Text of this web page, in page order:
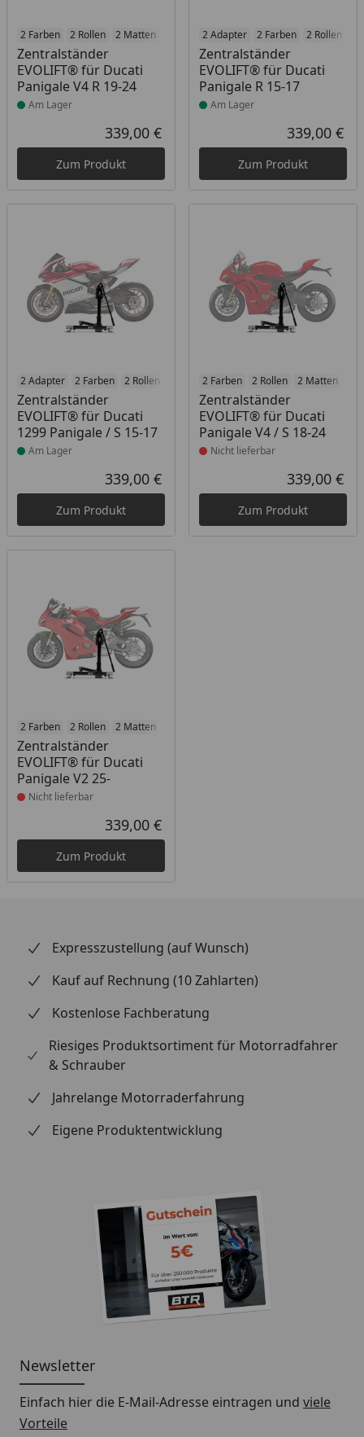
2 Farben 2 Rollen 2 Matten 2 Racetrack-Add-Ons 2 Branding-Optionen
Zentralständer
EVOLIFT® für Ducati
Panigale V4 R 19-24
Produkt am Lager
Am Lager
Aktueller Preis
339,00 €
Zum Produkt
2 Adapter 2 Farben 2 Rollen
Zentralständer
EVOLIFT® für Ducati
Panigale R 15-17
Produkt am Lager
Am Lager
339,00 €
Zum Produkt
2 Adapter 2 Farben 2 Rollen 2 Matten 2 Racetrack-Add-Ons
Zentralständer
EVOLIFT® für Ducati
1299 Panigale / S 15-17
Produkt am Lager
Am Lager
Aktueller Preis
339,00 €
Zum Produkt
2 Farben 2 Rollen 2 Matten
Zentralständer
EVOLIFT® für Ducati
Panigale V4 / S 18-24
Produkt nicht lieferbar
Nicht lieferbar
339,00 €
Zum Produkt
2 Farben 2 Rollen 2 Matten
Zentralständer
EVOLIFT® für Ducati
Panigale V2 25-
Produkt nicht lieferbar
Nicht lieferbar
Aktueller Preis
339,00 €
Zum Produkt
Expresszustellung (auf Wunsch)
Kauf auf Rechnung (10 Zahlarten)
Kostenlose Fachberatung
Riesiges Produktsortiment für Motorradfahrer
& Schrauber
Jahrelange Motorraderfahrung
Eigene Produktentwicklung
Newsletter
Einfach hier die E-Mail-Adresse eintragen und viele
Vorteile